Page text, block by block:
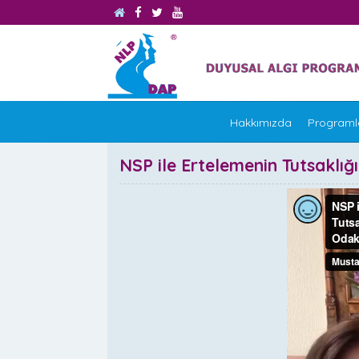
Hakkımızda
NSP ile Ertelemenin